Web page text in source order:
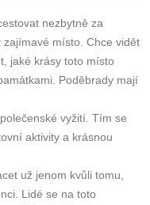
nezbytně za
místo. Chce vidět
jaké krásy toto místo
Poděbrady mají
vyžití. Tím se
aktivity a krásnou
už jenom kvůli tomu,
Lidé se na toto